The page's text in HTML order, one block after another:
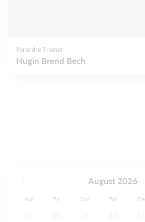
Forældre Træner
Hugin Brend Bech
August 2026
Man Tir Ons Tor Fre